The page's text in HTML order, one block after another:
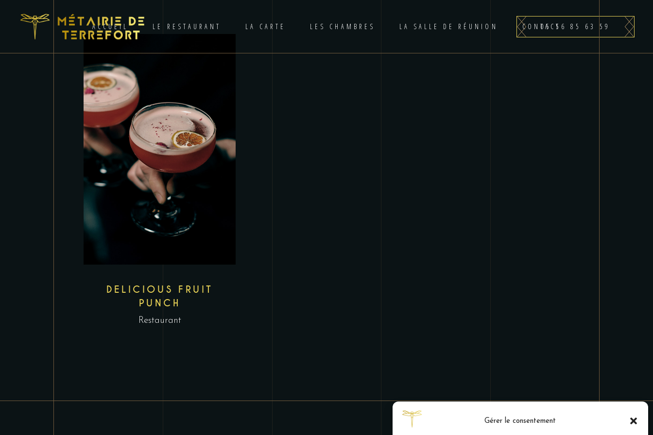
Gérer le consentement
ACCUEIL LE RESTAURANT LA CARTE LES CHAMBRES LA SALLE DE RÉUNION CONTACT05 56 85 63 59
DELICIOUS FRUIT
PUNCH
Restaurant